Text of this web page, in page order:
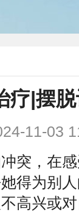
疗|摆
11-03
突，在
得为别
高兴或